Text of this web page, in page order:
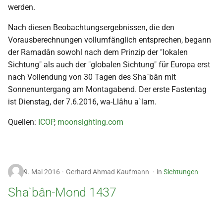
werden.
Nach diesen Beobachtungsergebnissen, die den
Vorausberechnungen vollumfänglich entsprechen, begann
der Ramadân sowohl nach dem Prinzip der "lokalen
Sichtung" als auch der "globalen Sichtung" für Europa erst
nach Vollendung von 30 Tagen des Sha`bân mit
Sonnenuntergang am Montagabend. Der erste Fastentag
ist Dienstag, der 7.6.2016, wa-Llâhu a`lam.
Quellen: ICOP, moonsighting.com
9. Mai 2016 Gerhard Ahmad Kaufmann in Sichtungen
Sha`bân-Mond 1437